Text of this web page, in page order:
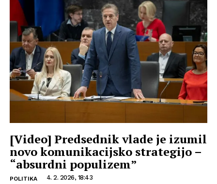
[Video] Predsednik vlade je izumil
novo komunikacijsko strategijo –
“absurdni populizem”
POLITIKA 4. 2. 2026, 18:43